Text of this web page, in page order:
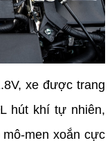
xe được trang
hút khí tự nhiên,
men xoắn cực